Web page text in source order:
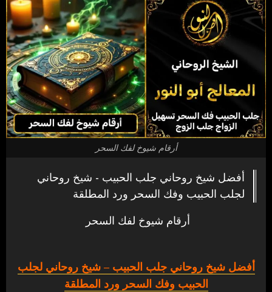
أرقام شيوخ لفك السحر
أفضل شيخ روحاني جلب الحبيب - شيخ روحاني
لجلب الحبيب وفك السحر ورد المطلقة
أرقام شيوخ لفك السحر
أفضل شيخ روحاني جلب الحبيب – شيخ روحاني لجلب
الحبيب وفك السحر ورد المطلقة